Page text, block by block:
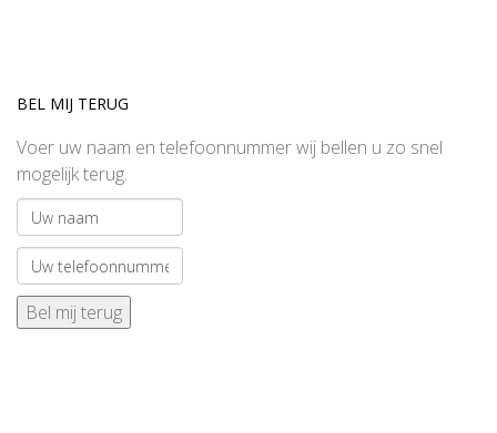
BEL MIJ TERUG
Voer uw naam en telefoonnummer wij bellen u zo snel
mogelijk terug.